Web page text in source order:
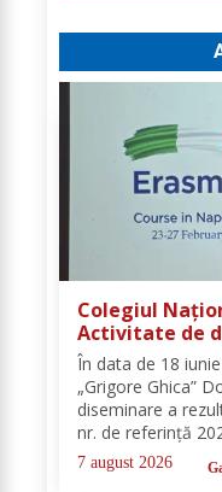
Colegiul
Activitate de
proiectului
KA121-SCH-
În data de 18
„Grigore Ghica”
diseminare a
nr. de referință
organizată de
secretarul unității,
7 august 2026